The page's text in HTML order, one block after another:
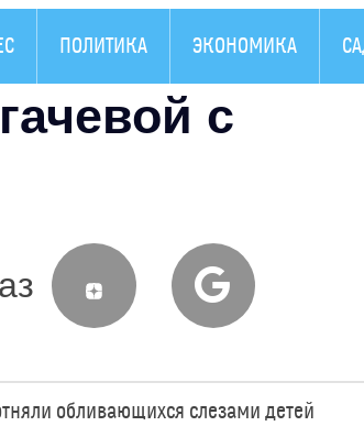
ПОЛИТИКА ЭКОНОМИКА
с
обливающихся слезами детей